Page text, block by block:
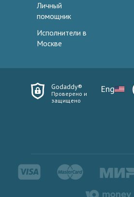
Личный
помощник
Исполнители в
Москве
Godaddy®
Проверено и
защищено
Eng